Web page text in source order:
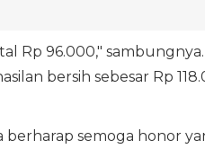
Rp 96.000,"
bersih sebesar Rp
semoga honor